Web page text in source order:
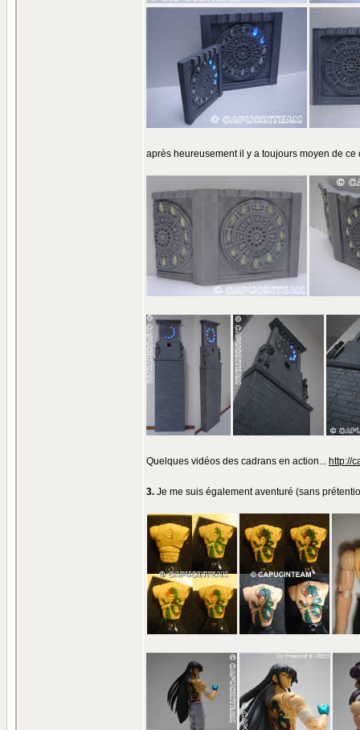
après heureusement il y a toujours moyen de
Quelques vidéos des cadrans en action... http://
3. Je me suis également aventuré (sans